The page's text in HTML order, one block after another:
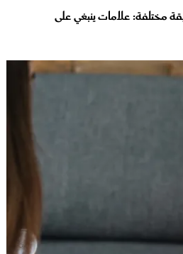
مختلفة: علامات ينبغي على